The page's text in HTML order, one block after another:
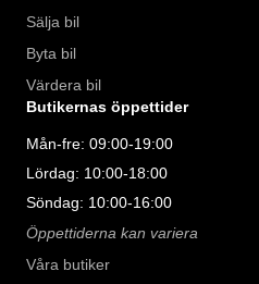
Sälja bil
Byta bil
Värdera bil
Butikernas öppettider
Mån-fre: 09:00-19:00
Lördag: 10:00-18:00
Söndag: 10:00-16:00
Öppettiderna kan variera
Våra butiker